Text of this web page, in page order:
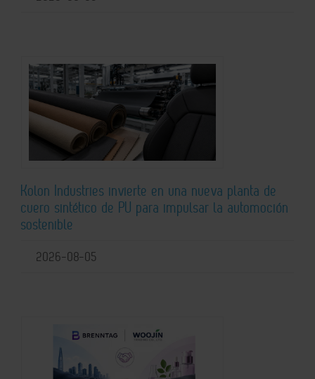
Kolon Industries invierte en una nueva planta de
cuero sintético de PU para impulsar la automoción
sostenible
2026-08-05